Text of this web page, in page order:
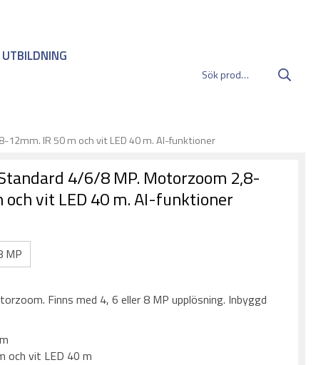
UTBILDNING
IR 50 m och vit LED 40 m. AI-funktioner
4/6/8 MP. Motorzoom 2,8-
och vit LED 40 m. AI-funktioner
MP
Finns med 4, 6 eller 8 MP upplösning. Inbyggd
och vit LED 40 m